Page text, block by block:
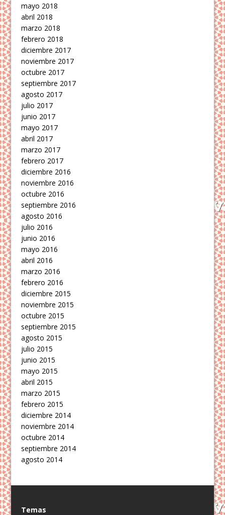
mayo 2018
abril 2018
marzo 2018
febrero 2018
diciembre 2017
noviembre 2017
octubre 2017
septiembre 2017
agosto 2017
julio 2017
junio 2017
mayo 2017
abril 2017
marzo 2017
febrero 2017
diciembre 2016
noviembre 2016
octubre 2016
septiembre 2016
agosto 2016
julio 2016
junio 2016
mayo 2016
abril 2016
marzo 2016
febrero 2016
diciembre 2015
noviembre 2015
octubre 2015
septiembre 2015
agosto 2015
julio 2015
junio 2015
mayo 2015
abril 2015
marzo 2015
febrero 2015
diciembre 2014
noviembre 2014
octubre 2014
septiembre 2014
agosto 2014
Temas